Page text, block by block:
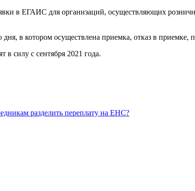
в ЕГАИС для организаций, осуществляющих
в котором осуществлена приемка, отказ в приемке,
в силу с сентября 2021 года.
разделить переплату на ЕНС?